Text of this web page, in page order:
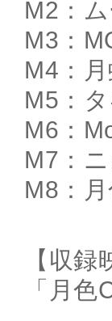
M2：
M3：
M4：
M5：
M6：
M7：
M8：
【収録
「月